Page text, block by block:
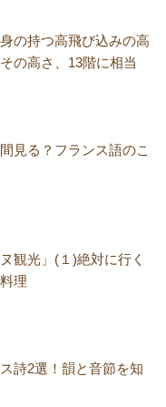
の持つ高飛び込みの高
の高さ、13階に相当
見る？フランス語のこ
観光」(１)絶対に行く
理
詩2選！韻と音節を知